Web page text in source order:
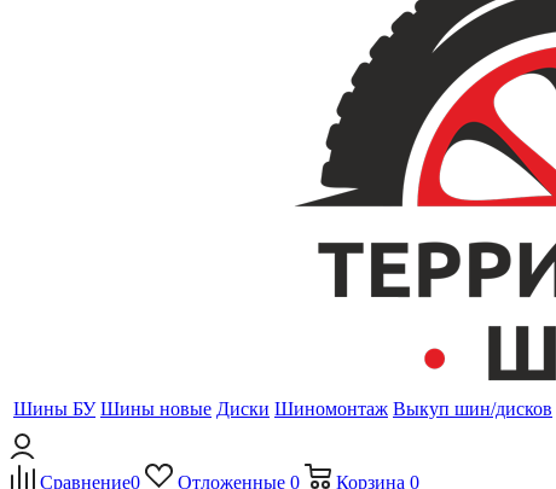
Шины БУ Шины новые Диски Шиномонтаж Выкуп шин/дисков
Сравнение0 Отложенные 0 Корзина 0